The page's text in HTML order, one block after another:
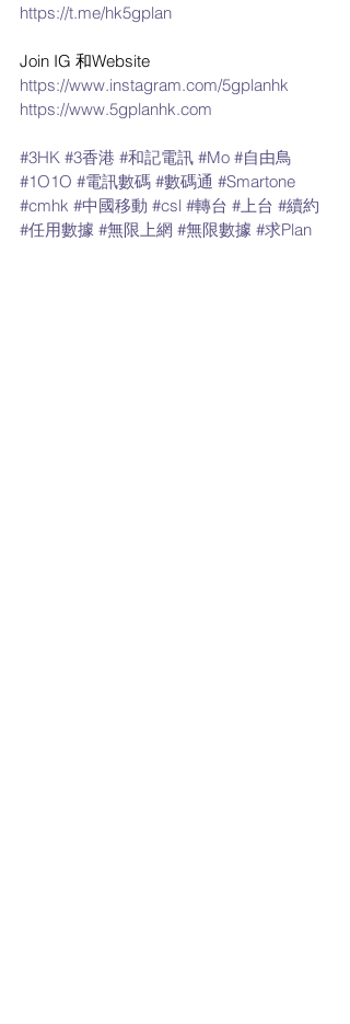
https://t.me/hk5gplan
Join IG 和Website
https://www.instagram.com/5gplanhk
https://www.5gplanhk.com
#3HK #3香港 #和記電訊 #Mo #自由鳥
#1O1O #電訊數碼 #數碼通 #Smartone
#cmhk #中國移動 #csl #轉台 #上台 #續約
#任用數據 #無限上網 #無限數據 #求Plan